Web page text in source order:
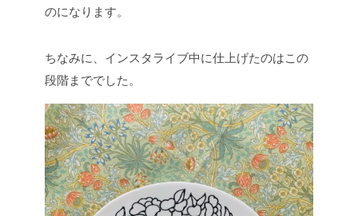
のになります。
ちなみに、インスタライブ中に仕上げたのはこの
段階まででした。